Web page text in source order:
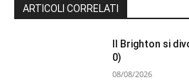
ARTICOLI CORRELATI
Il Brighton si
0)
08/08/2026